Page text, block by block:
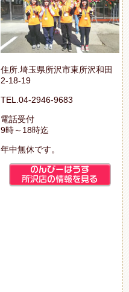
住所.埼玉県所沢市東所沢和田
2-18-19
TEL.04-2946-9683
電話受付
9時～18時迄
年中無休です。